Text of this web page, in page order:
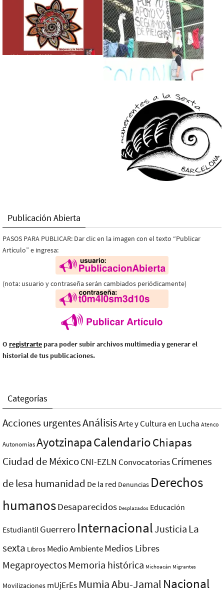
Publicación Abierta
PASOS PARA PUBLICAR: Dar clic en la imagen con el texto “Publicar
Artículo” e ingresa:
(nota: usuario y contraseña serán cambiados periódicamente)
O registrarte para poder subir archivos multimedia y generar el
historial de tus publicaciones.
Categorías
Acciones urgentesAnálisisArte y Cultura en Lucha Atenco
AutonomíasAyotzinapaCalendarioChiapas
Ciudad de MéxicoCNI-EZLN ConvocatoriasCrímenes
de lesa humanidad De la red Denuncias Derechos
humanosDesaparecidos Desplazados Educación
Estudiantil Guerrero InternacionalJusticia La
sexta Libros Medio AmbienteMedios Libres
MegaproyectosMemoria histórica Michoacán Migrantes
Movilizaciones mUjErEs Mumia Abu-Jamal Nacional